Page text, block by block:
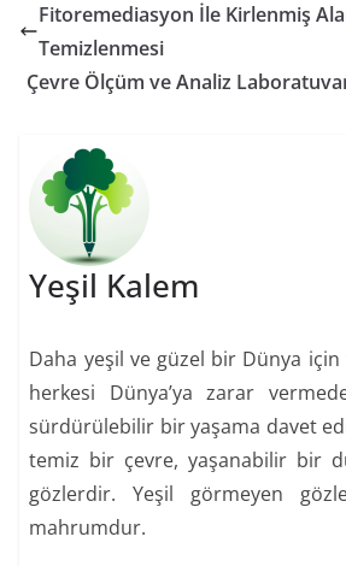
Fitoremediasyon İle Kirlenmiş
Temizlenmesi
Çevre Ölçüm ve Analiz
Yeşil Kalem
Daha yeşil ve güzel bir Dünya için
herkesi Dünya’ya zarar
sürdürülebilir bir yaşama davet
temiz bir çevre, yaşanabilir bir
gözlerdir. Yeşil görmeyen
mahrumdur.